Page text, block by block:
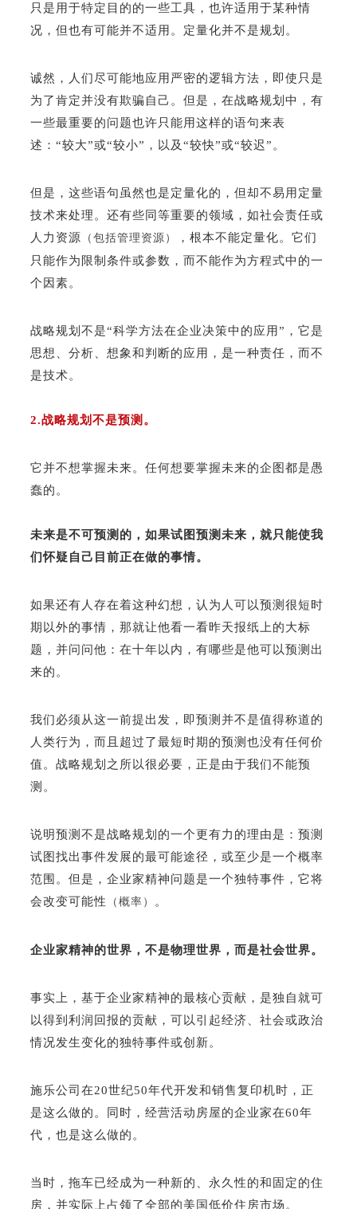
只是用于特定目的的一些工具，也许适用于某种情
况，但也有可能并不适用。定量化并不是规划。
诚然，人们尽可能地应用严密的逻辑方法，即使只是
为了肯定并没有欺骗自己。但是，在战略规划中，有
一些最重要的问题也许只能用这样的语句来表
述：“较大”或“较小”，以及“较快”或“较迟”。
但是，这些语句虽然也是定量化的，但却不易用定量
技术来处理。还有些同等重要的领域，如社会责任或
人力资源 （包括管理资源）
，根本不能定量化。它们
只能作为限制条件或参数，而不能作为方程式中的一
个因素。
战略规划不是“科学方法在企业决策中的应用”，它是
思想、分析、想象和判断的应用，是一种责任，而不
是技术。
2.战略规划不是预测。
它并不想掌握未来。任何想要掌握未来的企图都是愚
蠢的。
未来是不可预测的，如果试图预测未来，就只能使我
们怀疑自己目前正在做的事情。
如果还有人存在着这种幻想，认为人可以预测很短时
期以外的事情，那就让他看一看昨天报纸上的大标
题，并问问他：在十年以内，有哪些是他可以预测出
来的。
我们必须从这一前提出发，即预测并不是值得称道的
人类行为，而且超过了最短时期的预测也没有任何价
值。战略规划之所以很必要，正是由于我们不能预
测。
说明预测不是战略规划的一个更有力的理由是：预测
试图找出事件发展的最可能途径，或至少是一个概率
范围。但是，企业家精神问题是一个独特事件，它将
会改变可能性
（概率） 。
企业家精神的世界，不是物理世界，而是社会世界。
事实上，基于企业家精神的最核心贡献，是独自就可
以得到利润回报的贡献，可以引起经济、社会或政治
情况发生变化的独特事件或创新。
施乐公司在20世纪50年代开发和销售复印机时，正
是这么做的。同时，经营活动房屋的企业家在60年
代，也是这么做的。
当时，拖车已经成为一种新的、永久性的和固定的住
房，并实际上占领了全部的美国低价住房市场。